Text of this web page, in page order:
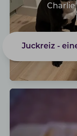
Charlie
Juckreiz -